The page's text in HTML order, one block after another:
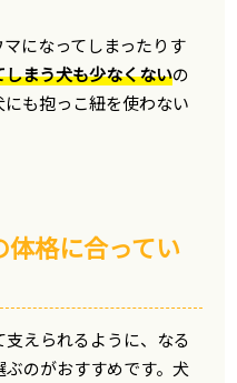
になってしまったりす
しまう犬も少なくないの
も抱っこ紐を使わない
体格に合ってい
えられるように、なる
のがおすすめです。犬